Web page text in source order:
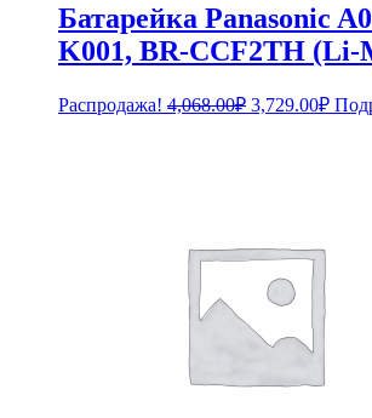
Батарейка Panasonic
K001, BR-CCF2TH (Li-
Распродажа! 4,068.00₽ 3,729.00₽